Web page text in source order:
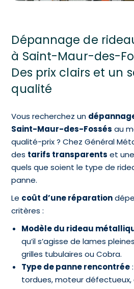
Dépannage de
à Saint-Maur-des-
Des prix clairs et un
qualité
Vous recherchez un
Saint-Maur-des-Fossés au
qualité-prix ? Chez Général
des tarifs transparents et
quels que soient le type de
panne.
Le coût d’une réparation
critères :
Modèle du rideau
qu’il s’agisse de lames
grilles tubulaires ou Cobra.
Type de panne rencontrée
tordues, moteur défectueux,